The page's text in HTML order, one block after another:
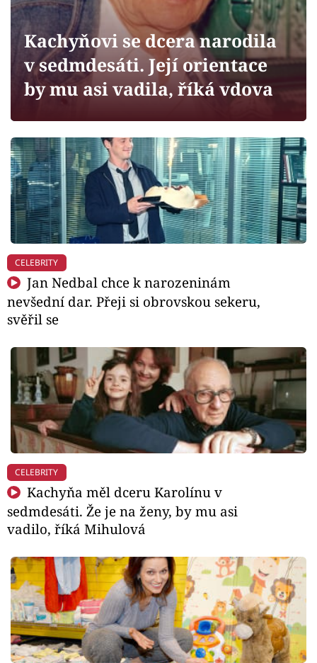
Sledujte prima+
Filmový festival Karlovy Vary
Mámy sobě
Přihlášení
Sledujte nás
Kachyňovi se dcera narodila
v sedmdesáti. Její orientace
by mu asi vadila, říká vdova
CELEBRITY
Jan Nedbal chce k narozeninám
nevšední dar. Přeji si obrovskou sekeru,
svěřil se
CELEBRITY
Kachyňa měl dceru Karolínu v
sedmdesáti. Že je na ženy, by mu asi
vadilo, říká Mihulová